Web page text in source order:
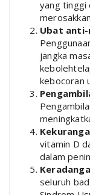
yang tinggi
Ubat anti-
jangka
kebocoran
vitamin D
dalam
seluruh